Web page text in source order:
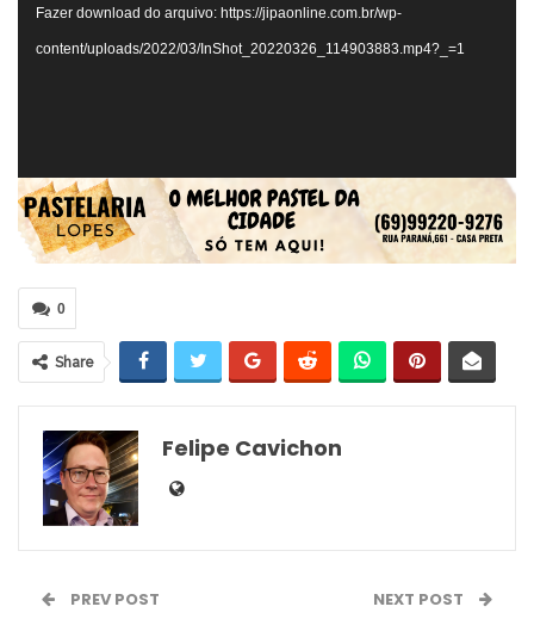
Fazer download do arquivo: https://jipaonline.com.br/wp-
content/uploads/2022/03/InShot_20220326_114903883.mp4?_=1
0
Share
Felipe Cavichon
PREV POST NEXT POST